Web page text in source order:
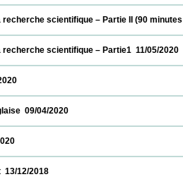
la recherche scientifique – Partie II
la recherche scientifique – Partie1
28/04/2020
Anglaise  09/04/2020
07/04/2020
13/12/2018